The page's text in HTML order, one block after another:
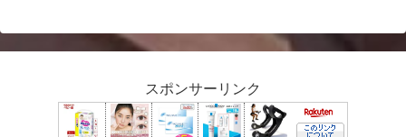
スポンサーリンク